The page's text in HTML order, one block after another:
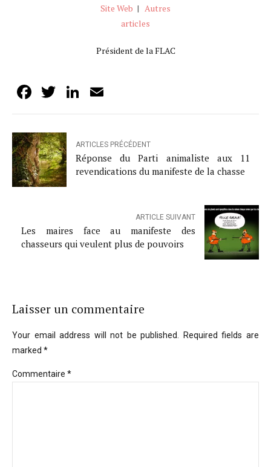
Site Web | Autres
articles
Président de la FLAC
Facebook
TwitterLinkedIn
ARTICLES PRÉCÉDENT
Réponse du Parti animaliste aux 11
revendications du manifeste de la chasse
ARTICLE SUIVANT
Les maires face au manifeste des
chasseurs qui veulent plus de pouvoirs
Laisser un commentaire
Your email address will not be published. Required fields are
marked *
Commentaire *